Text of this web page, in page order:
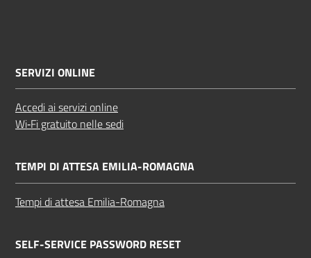
SERVIZI ONLINE
Accedi ai servizi online
Wi‑Fi gratuito nelle sedi
TEMPI DI ATTESA EMILIA-ROMAGNA
Tempi di attesa Emilia-Romagna
SELF-SERVICE PASSWORD RESET